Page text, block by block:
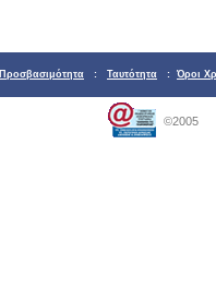
Προσβασιμότητα : Ταυτότητα : Όροι
©2005